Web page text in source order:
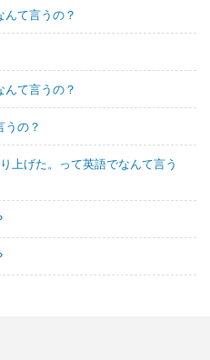
て言うの？
て言うの？
の？
上げた。って英語でなんて言う